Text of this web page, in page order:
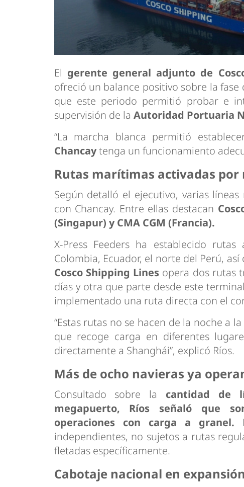
El gerente general adjunto de
ofreció un balance positivo sobre la
que este periodo permitió probar e
supervisión de la Autoridad Portuaria
“La marcha blanca permitió
Chancaytenga un funcionamiento
Rutas marítimas activadas
Según detalló el ejecutivo, varias
con Chancay. Entre ellas destacan
(Singapur) y CMA CGM (Francia).
X-Press Feeders ha establecido
Colombia, Ecuador, el norte del Perú,
Cosco Shipping Lines opera dos rutas
días y otra que parte desde este
implementado una ruta directa con el
“Estas rutas no se hacen de la noche a
que recoge carga en diferentes
directamente a Shanghái”, explicó Ríos.
Más de ocho navieras ya
Consultado sobre la cantidad de
megapuerto, Ríos señaló que
operaciones con carga a granel.
independientes, no sujetos a rutas
fletadas específicamente.
Cabotaje nacional en expansión